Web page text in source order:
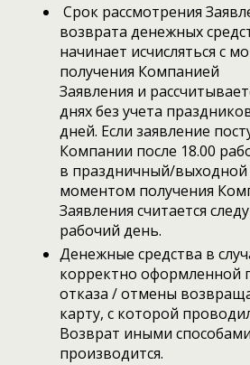
Срок рассмотрения
возврата денежных
начинает исчисляться с
получения Компанией
Заявления и
днях без учета
дней. Если заявление
Компании после 18.00
в праздничный/выходной
моментом получения
Заявления считается
рабочий день.
Денежные средства в
корректно оформленной
отказа / отмены
карту, с которой
Возврат иными
производится.